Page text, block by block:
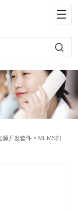
源开发套件 > MEMS扫